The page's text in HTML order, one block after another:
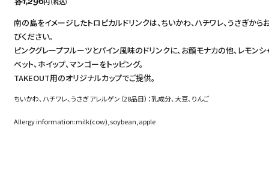
各1,296
南の島をイメージしたトロピカルドリンクは、ちいかわ、ハチワレ、うさぎから
びください。
ピンクグレープフルーツとパイン風味のドリンクに、お顔モナカの他、レモンシ
ベット、ホイップ、マンゴーをトッピング。
TAKEOUT用のオリジナルカップでご提供。
ちいかわ、ハチワレ、うさぎ アレルゲン（28品目）：乳成分、大豆、りんご
Allergy information:milk(cow),soybean,apple